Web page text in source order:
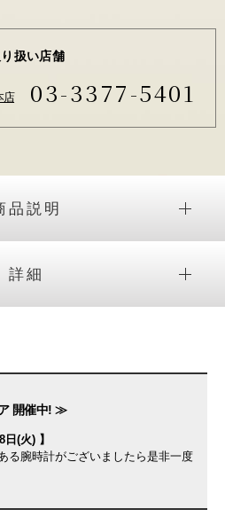
扱い店舗
店 03-3377-5401
品説明
詳細
開催中! ≫
(火) 】
る腕時計がございましたら是非一度